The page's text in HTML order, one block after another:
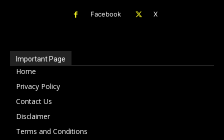
Facebook X
Important Page
Home
Privacy Policy
Contact Us
Disclaimer
Terms and Conditions